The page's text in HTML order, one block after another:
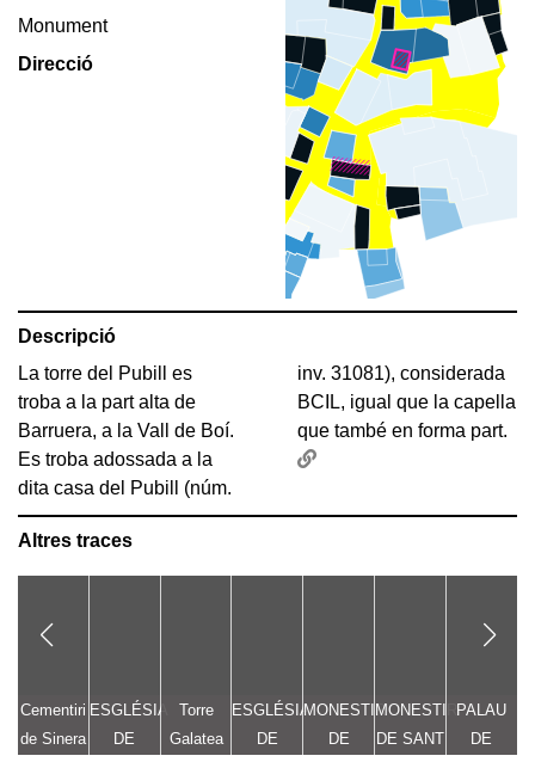
Monument
Direcció
Descripció
La torre del Pubill es
troba a la part alta de
Barruera, a la Vall de Boí.
Es troba adossada a la
dita casa del Pubill (núm.
inv. 31081), considerada
BCIL, igual que la capella
que també en forma part.
Altres traces
Cementiri
de Sinera
ESGLÉSIA
DE
Torre
Galatea
ESGLÉSIA
DE
MONESTIR
DE
MONESTIR
DE SANT
PALAU
DE